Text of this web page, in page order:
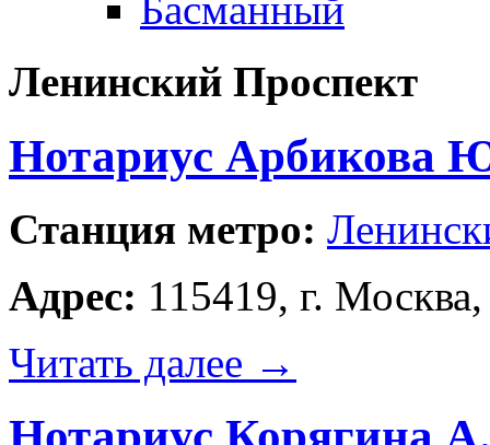
Ленинский Проспект
Нотариус Арбикова
Станция метро:
Адрес: 115419, г.
Читать далее →